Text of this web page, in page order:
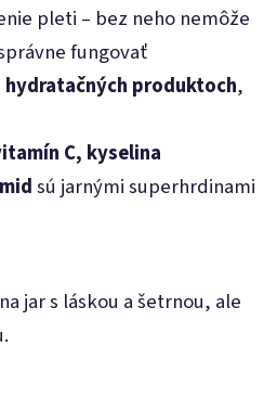
pleti – bez neho nemôže
fungovať
produktoch,
C, kyselina
sú jarnými superhrdinami
jar s láskou a šetrnou, ale